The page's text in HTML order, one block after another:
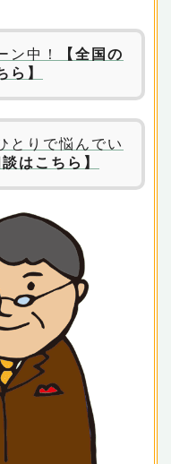
ン中！
【全国の
ら】
とりで悩んでい
はこちら】